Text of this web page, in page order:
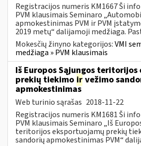
Registracijos numeris KM1667 Ši
PVM klausimais Seminaro
apmokestinimas PVM ir PVM
2019 metų“ dalijamoji medžiaga.
Mokesčių žinyno kategorijos:VMI
medžiaga » PVM klausimais
Iš Europos Sąjungos
prekių tiekimo ir vežimo
apmokestinimas
Web turinio sąrašas 2018-11-22
Registracijos numeris KM1681 Ši
PVM klausimais Seminaro „Iš
teritorijos eksportuojamų prekių
sandorių apmokestinimas PVM“